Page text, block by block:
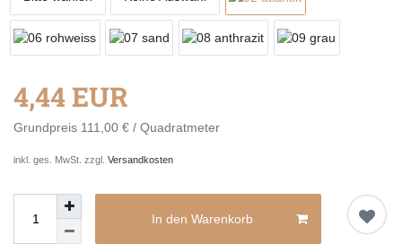
4,44 EUR
Grundpreis 111,00 € / Quadratmeter
inkl. ges. MwSt. zzgl. Versandkosten
In den Warenkorb